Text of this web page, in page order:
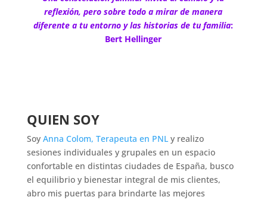
reflexión, pero sobre todo a mirar de manera
diferente a tu entorno y las historias de tu familia:
Bert Hellinger
QUIEN SOY
SoyAnna Colom, Terapeuta en PNLy realizo
sesiones individuales y grupales en un espacio
confortable en distintas ciudades de España, busco
el equilibrio y bienestar integral de mis clientes,
abro mis puertas para brindarte las mejores